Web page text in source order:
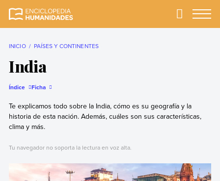
completa y más
Primary
INICIO PAÍSES Y CONTINENTES
India
Índice Ficha
Te explicamos todo sobre la India, cómo es su geografía y la
historia de esta nación. Además, cuáles son sus características,
clima y más.
Tu navegador no soporta la lectura en voz alta.